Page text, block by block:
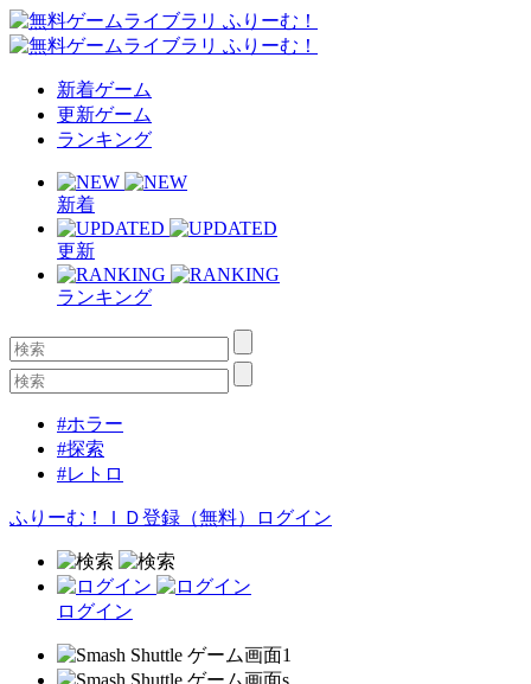
新着ゲーム
更新ゲーム
ランキング
新着
更新
ランキング
#ホラー
#探索
#レトロ
ふりーむ！ＩＤ登録（無料） ログイン
ログイン